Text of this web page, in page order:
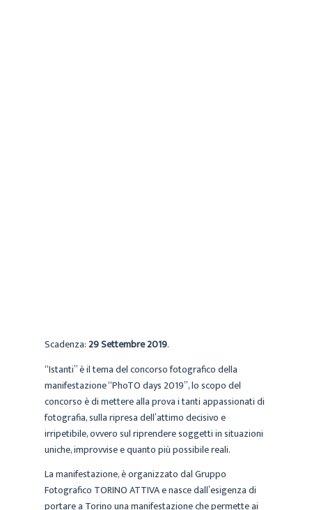
Scadenza:29 Settembre 2019.
“Istanti” è il tema del concorso fotografico della
manifestazione “PhoTO days 2019”, lo scopo del
concorso è di mettere alla prova i tanti appassionati di
fotografia, sulla ripresa dell’attimo decisivo e
irripetibile, ovvero sul riprendere soggetti in situazioni
uniche, improvvise e quanto più possibile reali.
La manifestazione, è organizzato dal Gruppo
Fotografico TORINO ATTIVA e nasce dall’esigenza di
portare a Torino una manifestazione che permette ai